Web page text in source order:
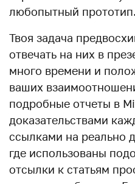
любопытный прототип.
Твоя задача
отвечать на них в
много времени и
ваших
подробные отчеты в
доказательствами
ссылками на реально
где использованы
отсылки к статьям